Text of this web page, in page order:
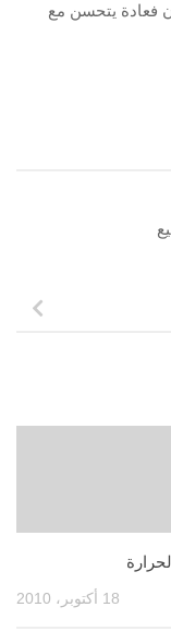
فعادة يتحسن مع
18 أكتوبر، 2010